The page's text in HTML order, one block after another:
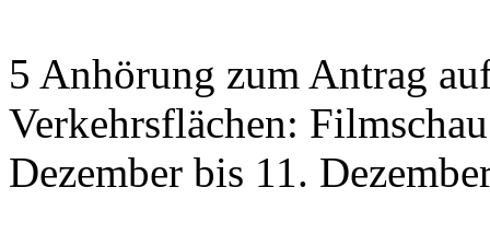
5 Anhörung zum Antrag
Verkehrsflächen:
Dezember bis 11.